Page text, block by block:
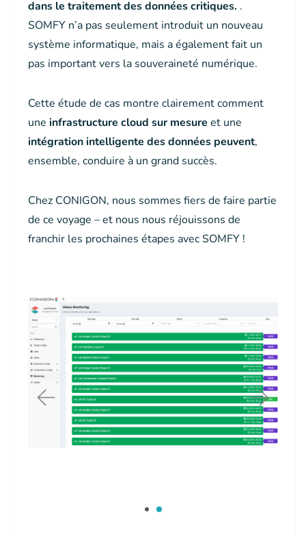
dans le traitement des données critiques. .
SOMFY n’a pas seulement introduit un nouveau
système informatique, mais a également fait un
pas important vers la souveraineté numérique.
Cette étude de cas montre clairement comment
une infrastructure cloud sur mesure et une
intégration intelligente des données peuvent,
ensemble, conduire à un grand succès.
Chez CONIGON, nous sommes fiers de faire partie
de ce voyage – et nous nous réjouissons de
franchir les prochaines étapes avec SOMFY !